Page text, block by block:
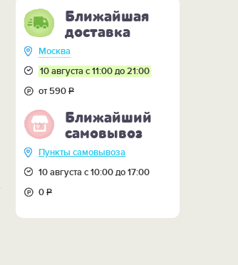
Ближайшая
доставка
Москва
10 августа с 11:00 до 21:00
от 590Р
Ближайший
самовывоз
Пункты самовывоза
10 августа с 10:00 до 17:00
0Р